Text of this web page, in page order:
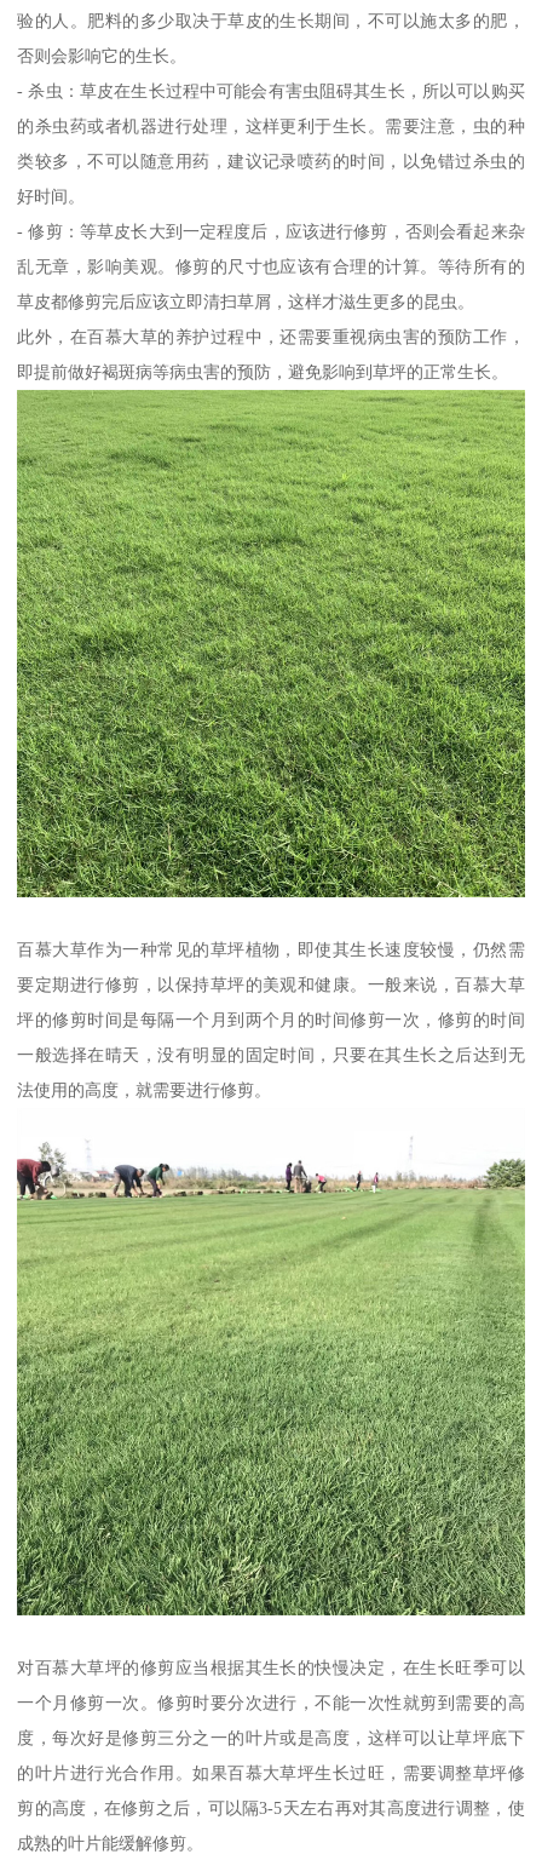
验的人。肥料的多少取决于草皮的生长期间，不可以施太多的肥，
否则会影响它的生长。
- 杀虫：草皮在生长过程中可能会有害虫阻碍其生长，所以可以购买
的杀虫药或者机器进行处理，这样更利于生长。需要注意，虫的种
类较多，不可以随意用药，建议记录喷药的时间，以免错过杀虫的
好时间。
- 修剪：等草皮长大到一定程度后，应该进行修剪，否则会看起来杂
乱无章，影响美观。修剪的尺寸也应该有合理的计算。等待所有的
草皮都修剪完后应该立即清扫草屑，这样才滋生更多的昆虫。
此外，在百慕大草的养护过程中，还需要重视病虫害的预防工作，
即提前做好褐斑病等病虫害的预防，避免影响到草坪的正常生长。
百慕大草作为一种常见的草坪植物，即使其生长速度较慢，仍然需
要定期进行修剪，以保持草坪的美观和健康。一般来说，百慕大草
坪的修剪时间是每隔一个月到两个月的时间修剪一次，修剪的时间
一般选择在晴天，没有明显的固定时间，只要在其生长之后达到无
法使用的高度，就需要进行修剪。
对百慕大草坪的修剪应当根据其生长的快慢决定，在生长旺季可以
一个月修剪一次。修剪时要分次进行，不能一次性就剪到需要的高
度，每次好是修剪三分之一的叶片或是高度，这样可以让草坪底下
的叶片进行光合作用。如果百慕大草坪生长过旺，需要调整草坪修
剪的高度，在修剪之后，可以隔3-5天左右再对其高度进行调整，使
成熟的叶片能缓解修剪。